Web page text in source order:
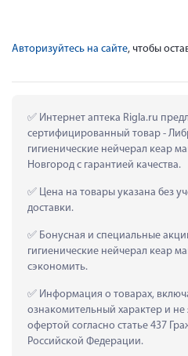
Авторизуйтесь на сайте, чтобы
Интернет аптека Rigla.ru
сертифицированный товар -
гигиенические нейчерал кеар
Новгород с гарантией качества.
Цена на товары указана без
доставки.
Бонусная и специальные
гигиенические нейчерал кеар
сэкономить.
Информация о товарах,
ознакомительный характер и не
офертой согласно статье 437
Российской Федерации.